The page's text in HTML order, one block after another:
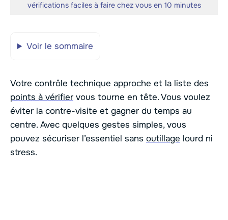
vérifications faciles à faire chez vous en 10 minutes
Voir le sommaire
Votre contrôle technique approche et la liste des
points à vérifier vous tourne en tête. Vous voulez
éviter la contre-visite et gagner du temps au
centre. Avec quelques gestes simples, vous
pouvez sécuriser l’essentiel sans outillage lourd ni
stress.